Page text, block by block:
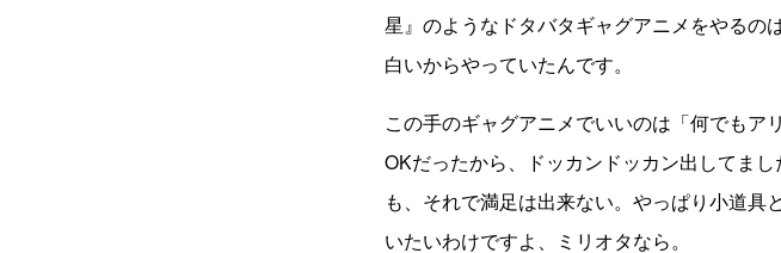
星』のようなドタバタギャグアニメをやるの
白いからやっていたんです。
この手のギャグアニメでいいのは「何でもア
OKだったから、ドッカンドッカン出してま
も、それで満足は出来ない。やっぱり小道
いたいわけですよ、ミリオタなら。